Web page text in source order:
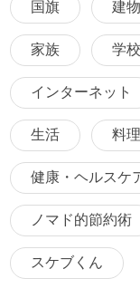
国旗 建物
家族 学校
インターネット
生活 料理
健康・ヘルスケ
ノマド的節約術
スケブくん